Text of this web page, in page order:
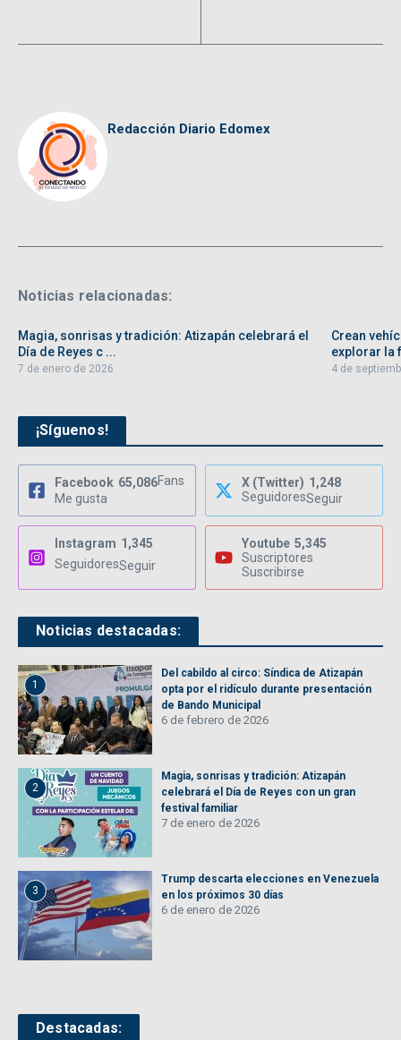
Redacción Diario Edomex
Noticias relacionadas:
Magia, sonrisas y tradición: Atizapán celebrará el
Día de Reyes c ...
7 de enero de 2026
Crean
explorar la
4 de
¡Síguenos!
Facebook 65,086Fans
Me gusta
X (Twitter) 1,248
SeguidoresSeguir
Instagram 1,345
SeguidoresSeguir
Youtube 5,345
Suscriptores
Suscribirse
Noticias destacadas:
1
Del cabildo al circo: Síndica de Atizapán
opta por el ridículo durante presentación
de Bando Municipal
6 de febrero de 2026
2
Magia, sonrisas y tradición: Atizapán
celebrará el Día de Reyes con un gran
festival familiar
7 de enero de 2026
3
Trump descarta elecciones en Venezuela
en los próximos 30 días
6 de enero de 2026
Destacadas: